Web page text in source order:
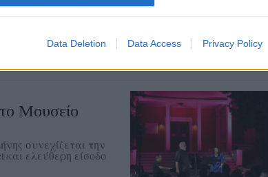
Data Deletion Data Access Privacy Policy
το Σάββατο 15
επιτυχίες της
Μουσείο
συνεχίζεται την
ελεύθερη είσοδο